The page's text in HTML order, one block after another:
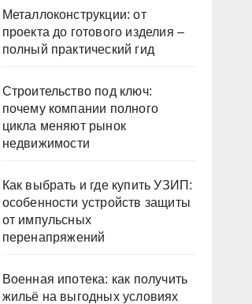
Металлоконструкции: от
проекта до готового изделия –
полный практический гид
Строительство под ключ:
почему компании полного
цикла меняют рынок
недвижимости
Как выбрать и где купить УЗИП:
особенности устройств защиты
от импульсных
перенапряжений
Военная ипотека: как получить
жильё на выгодных условиях